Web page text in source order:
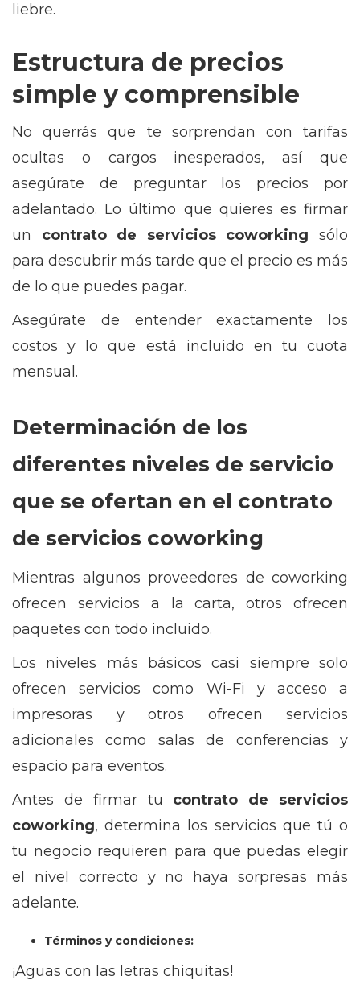
liebre.
Estructura de precios
simple y comprensible
No querrás que te sorprendan con tarifas
ocultas o cargos inesperados, así que
asegúrate de preguntar los precios por
adelantado. Lo último que quieres es firmar
un contrato de servicios coworking sólo
para descubrir más tarde que el precio es más
de lo que puedes pagar.
Asegúrate de entender exactamente los
costos y lo que está incluido en tu cuota
mensual.
Determinación de los
diferentes niveles de servicio
que se ofertan en el contrato
de servicios coworking
Mientras algunos proveedores de coworking
ofrecen servicios a la carta, otros ofrecen
paquetes con todo incluido.
Los niveles más básicos casi siempre solo
ofrecen servicios como Wi-Fi y acceso a
impresoras y otros ofrecen servicios
adicionales como salas de conferencias y
espacio para eventos.
Antes de firmar tu contrato de
servicios
coworking, determina los servicios que tú o
tu negocio requieren para que puedas elegir
el nivel correcto y no haya sorpresas más
adelante.
Términos y condiciones:
¡Aguas con las letras chiquitas!